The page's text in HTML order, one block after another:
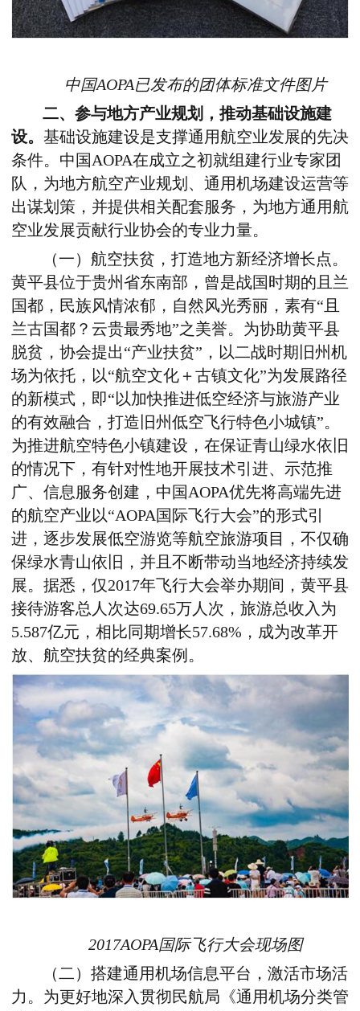
中国AOPA已发布的团体标准文件图片
二、参与地方产业规划，推动基础设施建
设。 基础设施建设是支撑通用航空业发展的先决
条件。中国AOPA在成立之初就组建行业专家团
队，为地方航空产业规划、通用机场建设运营等
出谋划策，并提供相关配套服务，为地方通用航
空业发展贡献行业协会的专业力量。
（一）航空扶贫，打造地方新经济增长点。
黄平县位于贵州省东南部，曾是战国时期的且兰
国都，民族风情浓郁，自然风光秀丽，素有“且
兰古国都？云贵最秀地”之美誉。为协助黄平县
脱贫，协会提出“产业扶贫”，以二战时期旧州机
场为依托，以“航空文化＋古镇文化”为发展路径
的新模式，即“以加快推进低空经济与旅游产业
的有效融合，打造旧州低空飞行特色小城镇”。
为推进航空特色小镇建设，在保证青山绿水依旧
的情况下，有针对性地开展技术引进、示范推
广、信息服务创建，中国AOPA优先将高端先进
的航空产业以“AOPA国际飞行大会”的形式引
进，逐步发展低空游览等航空旅游项目，不仅确
保绿水青山依旧，并且不断带动当地经济持续发
展。据悉，仅2017年飞行大会举办期间，黄平县
接待游客总人次达69.65万人次，旅游总收入为
5.587亿元，相比同期增长57.68%，成为改革开
放、航空扶贫的经典案例。
2017AOPA国际飞行大会现场图
（二）搭建通用机场信息平台，激活市场活
力。为更好地深入贯彻民航局《通用机场分类管